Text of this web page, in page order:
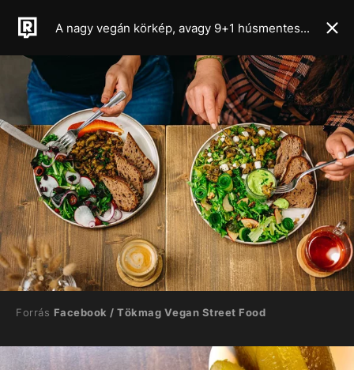
A nagy vegán körkép, avagy 9+1 húsmentes kajálda Budapesten a Veganuár margójára
Forrás Facebook / Tökmag Vegan Street Food